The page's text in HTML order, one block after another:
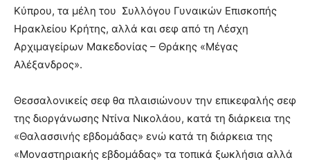
Κύπρου, τα μέλη του Συλλόγου Γυναικών Επισκοπής
Ηρακλείου Κρήτης, αλλά και σεφ από τη Λέσχη
Αρχιμαγείρων Μακεδονίας – Θράκης «Μέγας
Αλέξανδρος».
Θεσσαλονικείς σεφ θα πλαισιώνουν την επικεφαλής σεφ
της διοργάνωσης Ντίνα Νικολάου, κατά τη διάρκεια της
«Θαλασσινής εβδομάδας» ενώ κατά τη διάρκεια της
«Μοναστηριακής εβδομάδας» τα τοπικά ξωκλήσια αλλά